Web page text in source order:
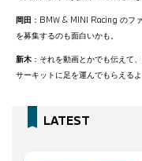
岡田 ：BMW & MINI Racing のフ
を募集するのも面白いかも。
新木 ：それを動画とかでも伝えて
サーキットに足を運んでもらえる
LATEST